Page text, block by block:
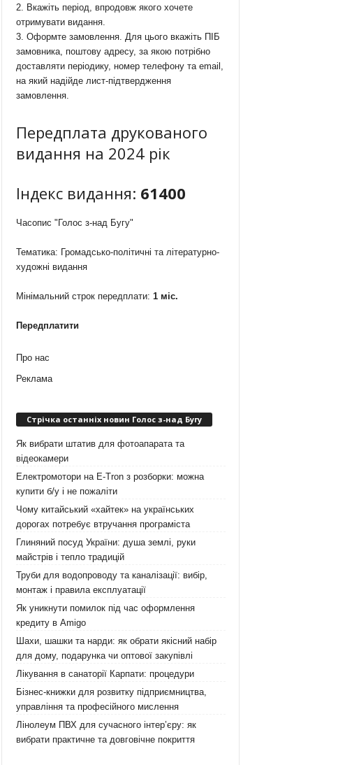
2. Вкажіть період, впродовж якого хочете
отримувати видання.
3. Оформте замовлення. Для цього вкажіть ПІБ
замовника, поштову адресу, за якою потрібно
доставляти періодику, номер телефону та email,
на який надійде лист-підтвердження
замовлення.
Передплата друкованого
видання на 2024 рік
Індекс видання: 61400
Часопис "Голос з-над Бугу"
Тематика: Громадсько-політичні та літературно-
художні видання
Мінімальний строк передплати: 1 міс.
Передплатити
Про нас
Реклама
Стрічка останніх новин Голос з-над Бугу
Як вибрати штатив для фотоапарата та
відеокамери
Електромотори на E-Tron з розборки: можна
купити б/у і не пожаліти
Чому китайський «хайтек» на українських
дорогах потребує втручання програміста
Глиняний посуд України: душа землі, руки
майстрів і тепло традицій
Труби для водопроводу та каналізації: вибір,
монтаж і правила експлуатації
Як уникнути помилок під час оформлення
кредиту в Amigo
Шахи, шашки та нарди: як обрати якісний набір
для дому, подарунка чи оптової закупівлі
Лікування в санаторії Карпати: процедури
Бізнес-книжки для розвитку підприємництва,
управління та професійного мислення
Лінолеум ПВХ для сучасного інтер’єру: як
вибрати практичне та довговічне покриття